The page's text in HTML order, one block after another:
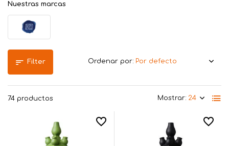
Nuestras marcas
Filter
74 productos Mostrar:
Ordenar por: